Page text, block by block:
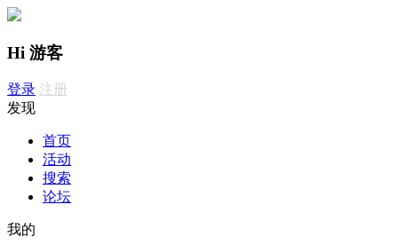
Hi 游客
登录 注册
发现
首页
活动
搜索
论坛
我的